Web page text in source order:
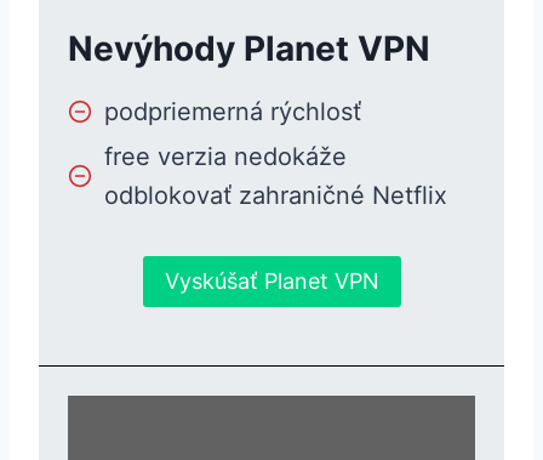
Nevýhody Planet VPN
podpriemerná rýchlosť
free verzia nedokáže
odblokovať zahraničné Netflix
Vyskúšať Planet VPN